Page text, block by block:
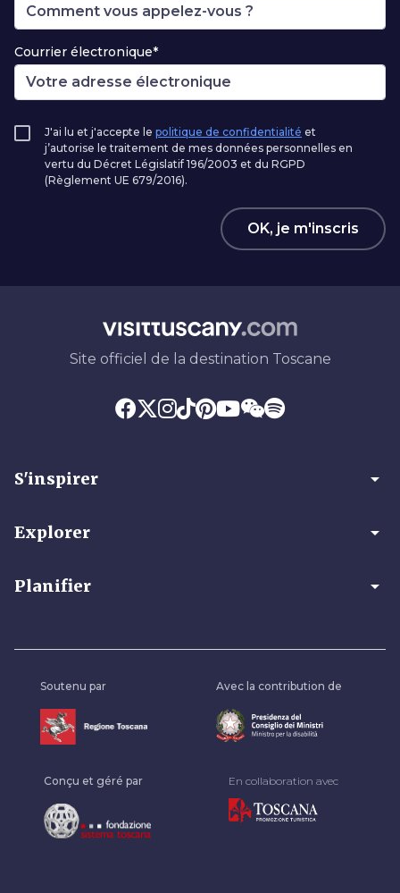
Courrier électronique*
J'ai lu et j'accepte le politique de confidentialité et
j’autorise le traitement de mes données personnelles en
vertu du Décret Législatif 196/2003 et du RGPD
(Règlement UE 679/2016).
OK, je m'inscris
Site officiel de la destination Toscane
S'inspirer arrow_drop_down
Explorer arrow_drop_down
Planifier arrow_drop_down
Soutenu par Avec la contribution de
Conçu et géré par En collaboration avec